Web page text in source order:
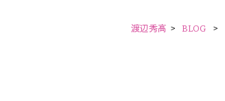
渡辺秀高 > BLOG >